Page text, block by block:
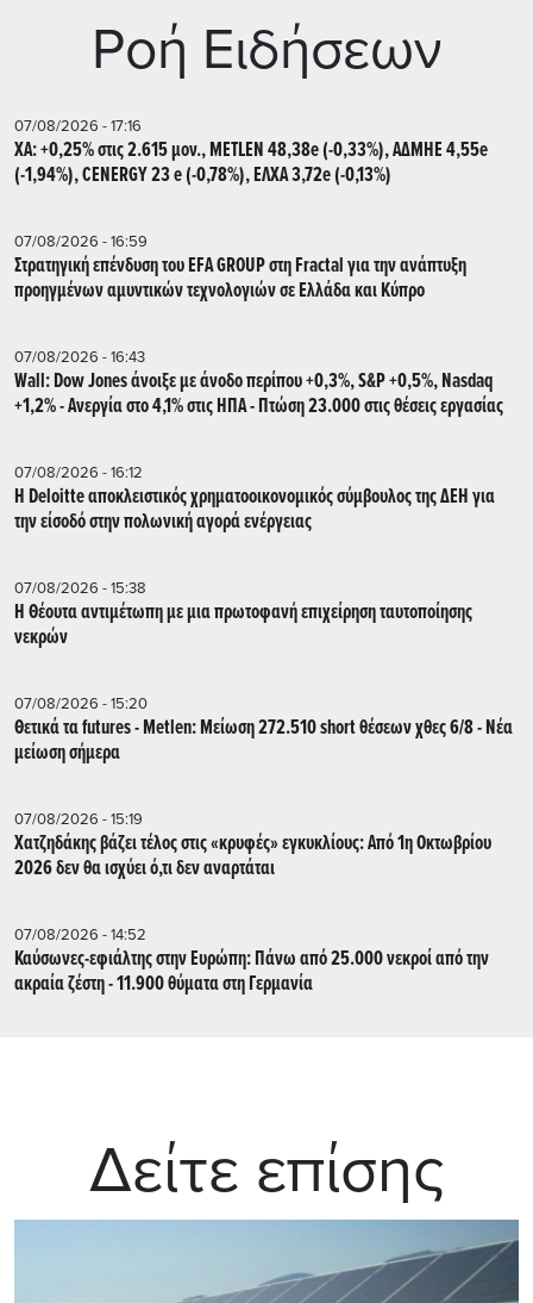
Ρoή Ειδήσεων
07/08/2026 - 17:16
ΧΑ: +0,25% στις 2.615 μον., METLEN 48,38e (-0,33%), ΑΔΜΗΕ 4,55e
(-1,94%), CENERGY 23 e (-0,78%), ΕΛΧΑ 3,72e (-0,13%)
07/08/2026 - 16:59
Στρατηγική επένδυση του EFA GROUP στη Fractal για την ανάπτυξη
προηγμένων αμυντικών τεχνολογιών σε Ελλάδα και Κύπρο
07/08/2026 - 16:43
Wall: Dow Jones άνοιξε με άνοδο περίπου +0,3%, S&P +0,5%, Nasdaq
+1,2% - Ανεργία στο 4,1% στις ΗΠΑ - Πτώση 23.000 στις θέσεις εργασίας
07/08/2026 - 16:12
Η Deloitte αποκλειστικός χρηματοοικονομικός σύμβουλος της ΔΕΗ για
την είσοδό στην πολωνική αγορά ενέργειας
07/08/2026 - 15:38
Η Θέουτα αντιμέτωπη με μια πρωτοφανή επιχείρηση ταυτοποίησης
νεκρών
07/08/2026 - 15:20
Θετικά τα futures - Metlen: Μείωση 272.510 short θέσεων χθες 6/8 - Νέα
μείωση σήμερα
07/08/2026 - 15:19
Χατζηδάκης βάζει τέλος στις «κρυφές» εγκυκλίους: Από 1η Οκτωβρίου
2026 δεν θα ισχύει ό,τι δεν αναρτάται
07/08/2026 - 14:52
Καύσωνες-εφιάλτης στην Ευρώπη: Πάνω από 25.000 νεκροί από την
ακραία ζέστη - 11.900 θύματα στη Γερμανία
Δείτε επίσης